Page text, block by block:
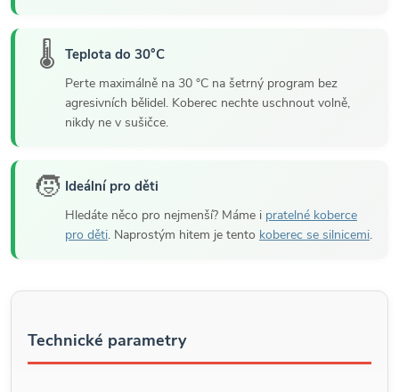
🌡️ Teplota do 30°C
Perte maximálně na 30 °C na šetrný program bez
agresivních bělidel. Koberec nechte uschnout volně,
nikdy ne v sušičce.
🧒 Ideální pro děti
Hledáte něco pro nejmenší? Máme i pratelné koberce
pro děti. Naprostým hitem je tento koberec se silnicemi.
Technické parametry